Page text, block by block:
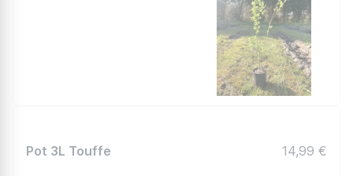
Pot 3L Touffe 14,99 €